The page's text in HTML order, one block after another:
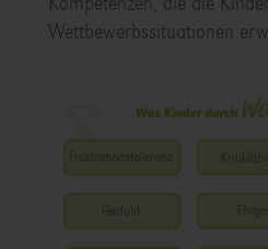
Wettbewerbssituationen